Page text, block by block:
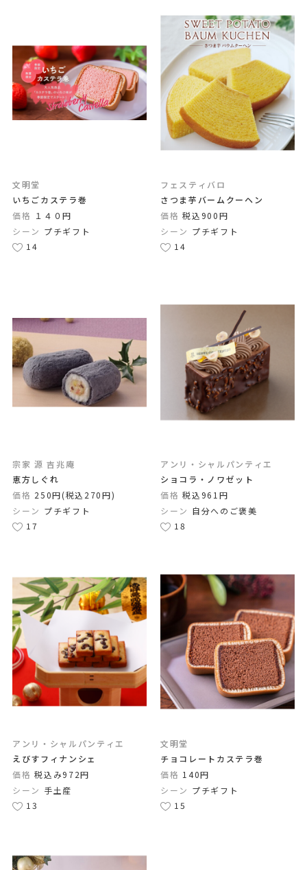
文明堂
いちごカステラ巻
価格 １４０円
シーン プチギフト
14
フェスティバロ
さつま芋バームクーヘン
価格 税込900円
シーン プチギフト
14
宗家 源 吉兆庵
恵方しぐれ
価格 250円(税込270円)
シーン プチギフト
17
アンリ・シャルパンティエ
ショコラ・ノワゼット
価格 税込961円
シーン 自分へのご褒美
18
アンリ・シャルパンティエ
えびすフィナンシェ
価格 税込み972円
シーン 手土産
13
文明堂
チョコレートカステラ巻
価格 140円
シーン プチギフト
15